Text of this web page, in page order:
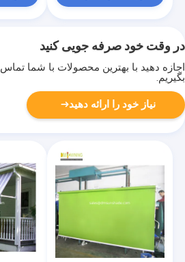
در وقت خود صرفه جویی کنید
اجازه دهید با بهترین محصولات با شما تماس
بگیریم.
نیاز خود را ارائه دهید